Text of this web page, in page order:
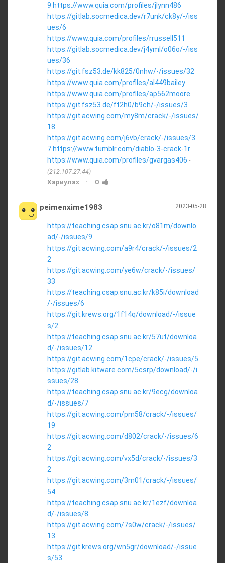
9 https://www.quia.com/profiles/jlynn486
https://gitlab.socmedica.dev/r7unk/ck8y/-/iss
ues/6
https://www.quia.com/profiles/rrussell511
https://gitlab.socmedica.dev/j4yml/o06o/-/iss
ues/36
https://git.fsz53.de/kk825/0nhw/-/issues/32
https://www.quia.com/profiles/al449bailey
https://www.quia.com/profiles/ap562moore
https://git.fsz53.de/ft2h0/b9ch/-/issues/3
https://git.acwing.com/my8m/crack/-/issues/
18
https://git.acwing.com/j6vb/crack/-/issues/3
7 https://www.tumblr.com/diablo-3-crack-1r
https://www.quia.com/profiles/gvargas406
(212.107.27.44)
Хариулах · 0
2023-05-28
peimenxime1983
https://teaching.csap.snu.ac.kr/o81m/downlo
ad/-/issues/9
https://git.acwing.com/a9r4/crack/-/issues/2
2
https://git.acwing.com/ye6w/crack/-/issues/
33
https://teaching.csap.snu.ac.kr/k85i/download
/-/issues/6
https://git.krews.org/1f14q/download/-/issue
s/2
https://teaching.csap.snu.ac.kr/57ut/downloa
d/-/issues/12
https://git.acwing.com/1cpe/crack/-/issues/5
https://gitlab.kitware.com/5csrp/download/-/i
ssues/28
https://teaching.csap.snu.ac.kr/9ecg/downloa
d/-/issues/7
https://git.acwing.com/pm58/crack/-/issues/
19
https://git.acwing.com/d802/crack/-/issues/6
2
https://git.acwing.com/vx5d/crack/-/issues/3
2
https://git.acwing.com/3m01/crack/-/issues/
54
https://teaching.csap.snu.ac.kr/1ezf/downloa
d/-/issues/8
https://git.acwing.com/7s0w/crack/-/issues/
13
https://git.krews.org/wn5gr/download/-/issue
s/53